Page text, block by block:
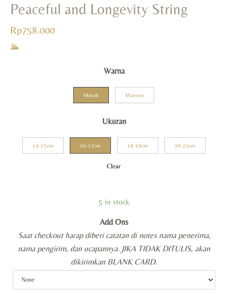
Peaceful and Longevity String
Rp758.000
Warna
Merah Maroon
Ukuran
14-15cm 16-17cm 18-19cm 20-21cm
Clear
5 in stock
Add Ons
Saat checkout harap diberi catatan di notes nama penerima,
nama pengirim, dan ucapannya. JIKA TIDAK DITULIS, akan
dikirimkan BLANK CARD.